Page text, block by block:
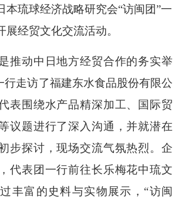
本琉球经济战略研究会“访闽团”一
展经贸文化交流活动。
推动中日地方经贸合作的务实举
行走访了福建东水食品股份有限公
表围绕水产品精深加工、国际贸
议题进行了深入沟通，并就潜在
步探讨，现场交流气氛热烈。企
代表团一行前往长乐梅花中琉文
丰富的史料与实物展示， “访闽